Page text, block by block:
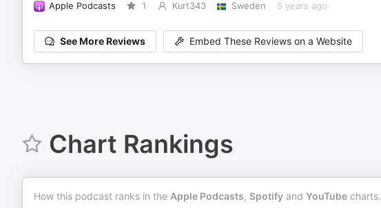
Apple Podcasts 1 Kurt343 Sweden 5 years ago
See More Reviews Embed These Reviews on a Website
Chart Rankings
How this podcast ranks in the Apple Podcasts, Spotify and YouTube charts.